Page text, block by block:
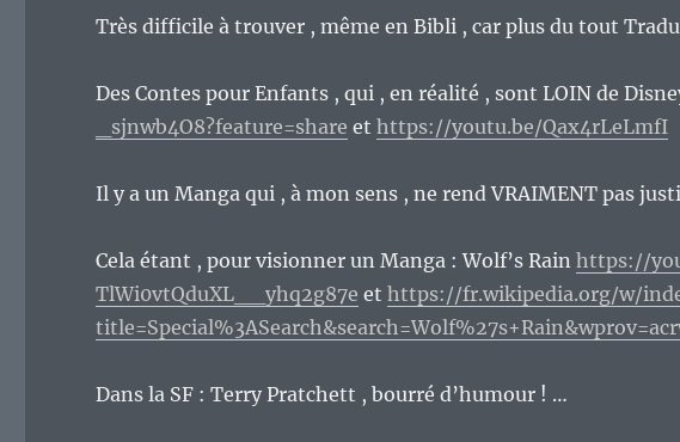
Très difficile à trouver , même en Bibli , car plus du tout
Des Contes pour Enfants , qui , en réalité , sont LOIN de
_sjnwb4O8?feature=share ethttps://youtu.be/Qax4rLeLmfI
Il y a un Manga qui , à mon sens , ne rend VRAIMENT pas
Cela étant , pour visionner un Manga : Wolf’s Rainhttps://
TlWi0vtQduXL__yhq2g87e ethttps://fr.wikipedia.org/w/
Dans la SF : Terry Pratchett , bourré d’humour ! …